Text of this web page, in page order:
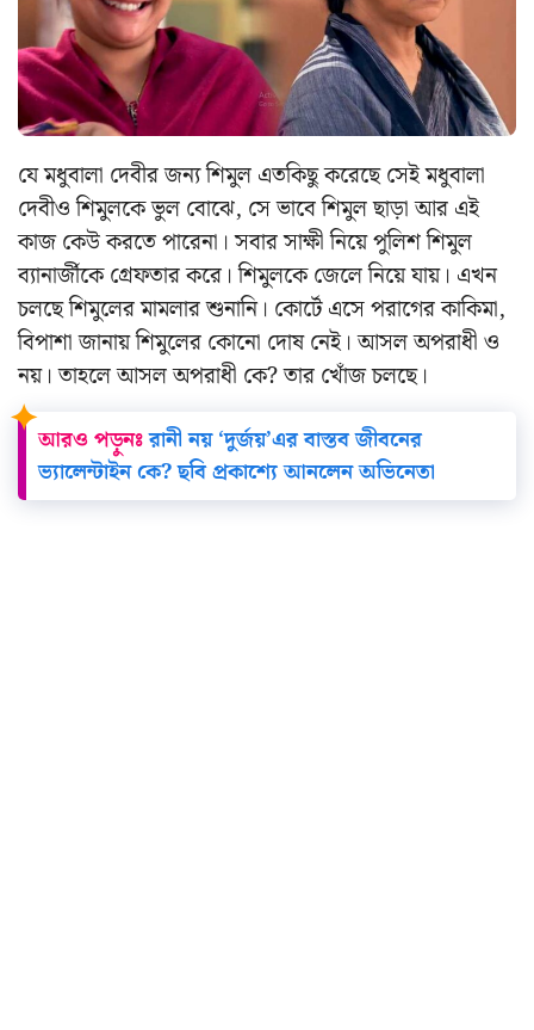
যে মধুবালা দেবীর জন্য শিমুল এতকিছু করেছে সেই মধুবালা
দেবীও শিমুলকে ভুল বোঝে, সে ভাবে শিমুল ছাড়া আর এই
কাজ কেউ করতে পারেনা। সবার সাক্ষী নিয়ে পুলিশ শিমুল
ব্যানার্জীকে গ্রেফতার করে। শিমুলকে জেলে নিয়ে যায়। এখন
চলছে শিমুলের মামলার শুনানি। কোর্টে এসে পরাগের কাকিমা,
বিপাশা জানায় শিমুলের কোনো দোষ নেই। আসল অপরাধী ও
নয়। তাহলে আসল অপরাধী কে?তার খোঁজ চলছে।
আরও পড়ুনঃরানী নয় ‘দুর্জয়’এর বাস্তব জীবনের
ভ্যালেন্টাইন কে? ছবি প্রকাশ্যে আনলেন অভিনেতা